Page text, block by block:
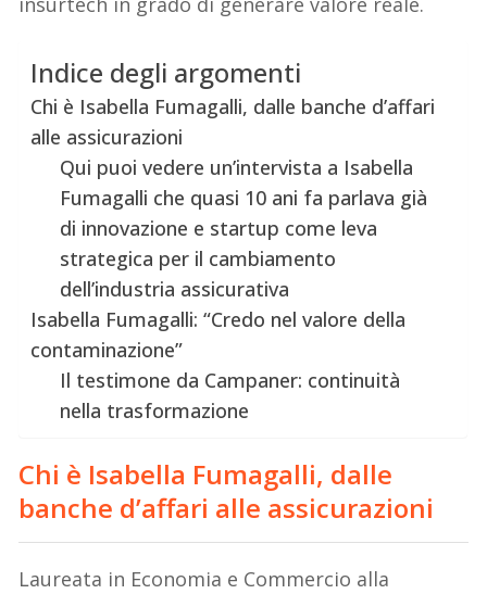
Indice degli argomenti
Chi è Isabella Fumagalli, dalle banche d’affari
alle assicurazioni
Qui puoi vedere un’intervista a Isabella
Fumagalli che quasi 10 ani fa parlava già
di innovazione e startup come leva
strategica per il cambiamento
dell’industria assicurativa
Isabella Fumagalli: “Credo nel valore della
contaminazione”
Il testimone da Campaner: continuità
nella trasformazione
Chi è Isabella Fumagalli, dalle
banche d’affari alle assicurazioni
Laureata in Economia e Commercio alla